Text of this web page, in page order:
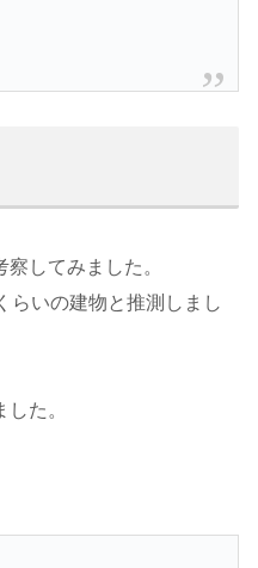
してみました。
らいの建物と推測しまし
た。